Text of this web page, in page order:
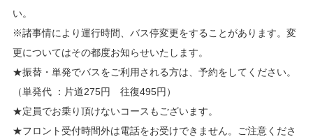
い。
※諸事情により運行時間、バス停変更をすることがあります。変
更についてはその都度お知らせいたします。
★振替・単発でバスをご利用される方は、予約をしてください。
（単発代 ：片道275円 往復495円）
★定員でお乗り頂けないコースもございます。
★フロント受付時間外は電話をお受けできません。ご注意くださ